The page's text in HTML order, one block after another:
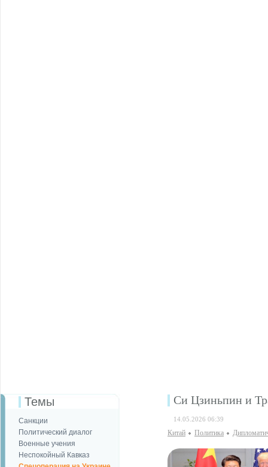
Темы
Санкции
Политический диалог
Военные учения
Неспокойный Кавказ
Си Цзиньпин и
14.05.2026 06:39
Китай Политика